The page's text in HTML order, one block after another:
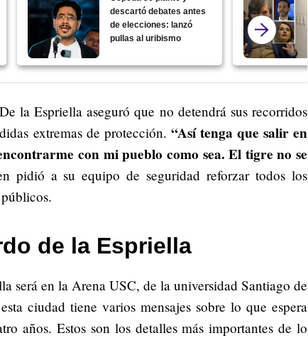
descartó debates antes
de elecciones: lanzó
pullas al uribismo
la Espriella aseguró que no detendrá sus recorridos
extremas de protección. “Así tenga que salir en
con mi pueblo como sea. El tigre no se
pidió a su equipo de seguridad reforzar todos los
de la Espriella
será en la Arena USC, de la universidad Santiago de
ciudad tiene varios mensajes sobre lo que espera
años. Estos son los detalles más importantes de lo